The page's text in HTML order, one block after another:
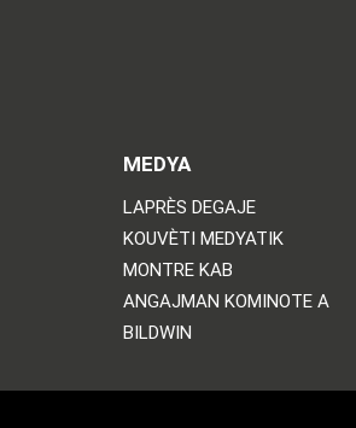
MEDYA
LAPRÈS DEGAJE
KOUVÈTI MEDYATIK
MONTRE KAB
ANGAJMAN KOMINOTE A
BILDWIN